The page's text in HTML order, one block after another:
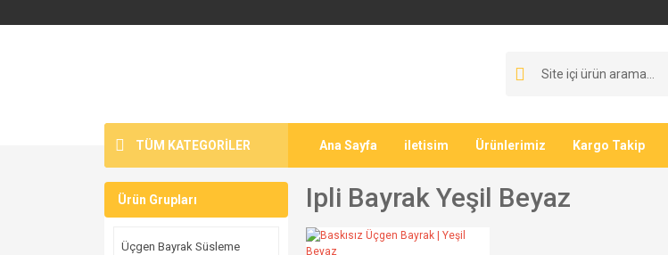
TÜM KATEGORİLER Ana Sayfa iletisim Ürünlerimiz Kargo Takip
Ürün Grupları
Üçgen Bayrak Süsleme
Ipli Bayrak Yeşil Beyaz